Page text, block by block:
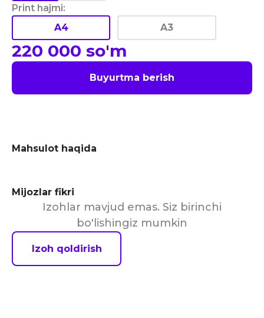
Print hajmi:
A4
A3
220 000 so'm
Buyurtma berish
Mahsulot haqida
Mijozlar fikri
Izohlar mavjud emas. Siz birinchi
bo'lishingiz mumkin
Izoh qoldirish